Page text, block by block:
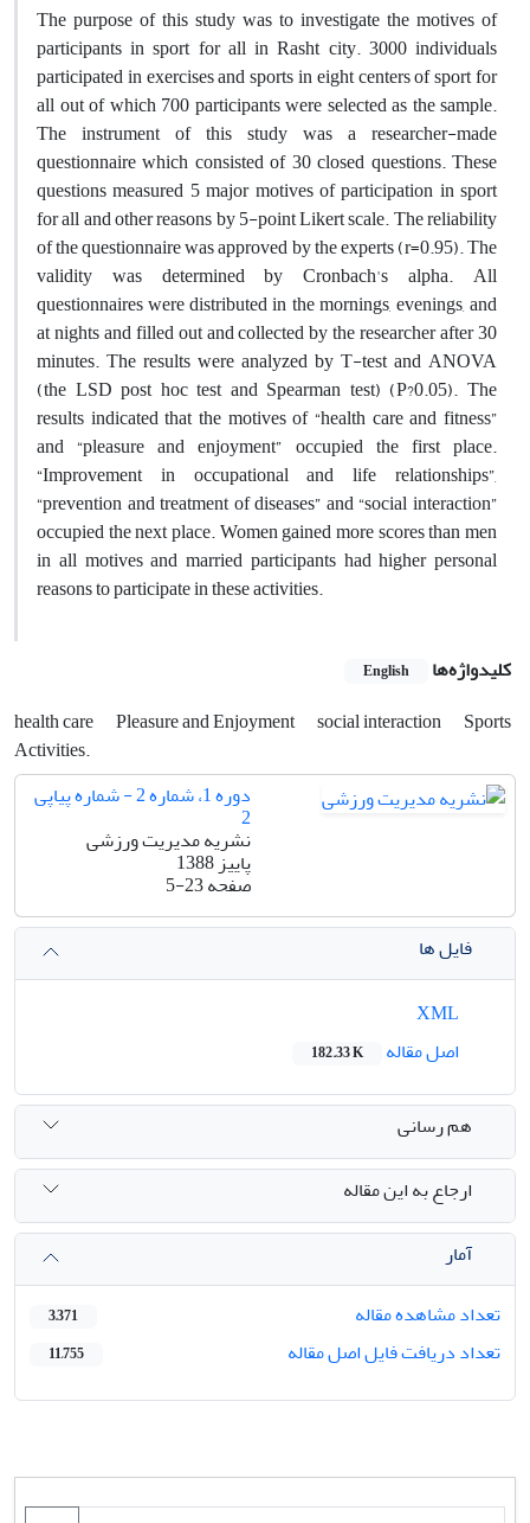
The purpose of this study was to investigate the motives of
participants in sport for all in Rasht city. 3000 individuals
participated in exercises and sports in eight centers of sport for
all out of which 700 participants were selected as the sample.
The instrument of this study was a researcher-made
questionnaire which consisted of 30 closed questions. These
questions measured 5 major motives of participation in sport
for all and other reasons by 5-point Likert scale. The reliability
of the questionnaire was approved by the experts (r=0.95). The
validity was determined by Cronbach's alpha. All
questionnaires were distributed in the mornings, evenings, and
at nights and filled out and collected by the researcher after 30
minutes. The results were analyzed by T-test and ANOVA
(the LSD post hoc test and Spearman test) (P?0.05). The
results indicated that the motives of “health care and fitness”
and “pleasure and enjoyment” occupied the first place.
“Improvement in occupational and life relationships”,
“prevention and treatment of diseases” and “social interaction”
occupied the next place. Women gained more scores than men
in all motives and married participants had higher personal
reasons to participate in these activities.
کلیدواژه‌ها English
health care Pleasure and Enjoyment social interaction
Sports
Activities.
دوره 1، شماره 2 - شماره پیاپی
2
نشریه مدیریت ورزشی
پاییز 1388
صفحه5-23
فایل ها
اصل مقاله
182.33 K
هم رسانی
ارجاع به این مقاله
آمار
تعداد مشاهده مقاله
3,371
تعداد دریافت فایل اصل مقاله 11,755